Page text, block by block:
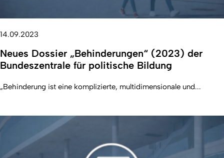
14.09.2023
Neues Dossier „Behinderungen“ (2023) der
Bundeszentrale für politische Bildung
„Behinderung ist eine komplizierte, multidimensionale und...